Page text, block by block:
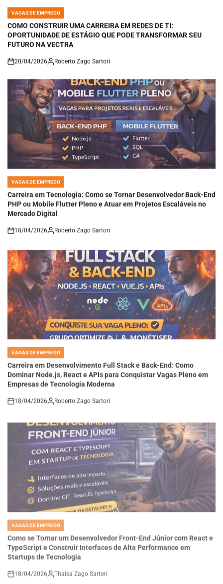
POSTED
IN
VAGAS DE EMPREGO
COMO CONSTRUIR UMA CARREIRA EM REDES DE TI:
OPORTUNIDADE DE ESTÁGIO QUE PODE TRANSFORMAR SEU
FUTURO NA VECTRA
on
20/04/2026 Roberto Zago Sartori
POSTED
Carreira em Tecnologia: Como se Tornar Desenvolvedor Back-End
PHP ou Mobile Flutter Pleno e Atuar em Projetos Escaláveis no
Mercado Digital
on
IN
VAGAS DE EMPREGO
Carreira em Desenvolvimento Full Stack e Back-End: Como
Dominar Node.js, React e APIs para Conquistar Vagas Pleno em
Empresas de Tecnologia Moderna
18/04/2026 Roberto Zago Sartori
POSTED
VAGAS DE EMPREGO
Como se Tornar um Desenvolvedor Front-End Júnior com React e
TypeScript e Construir Interfaces de Alta Performance em
Startups de Tecnologia
on
18/04/2026 Thaisa Zago Sartori